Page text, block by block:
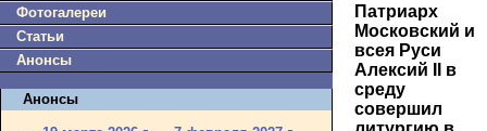
Фотогалереи
Статьи
Анонсы
Анонсы
Патриарх
Московский и
всея Руси
Алексий II в
среду
совершил